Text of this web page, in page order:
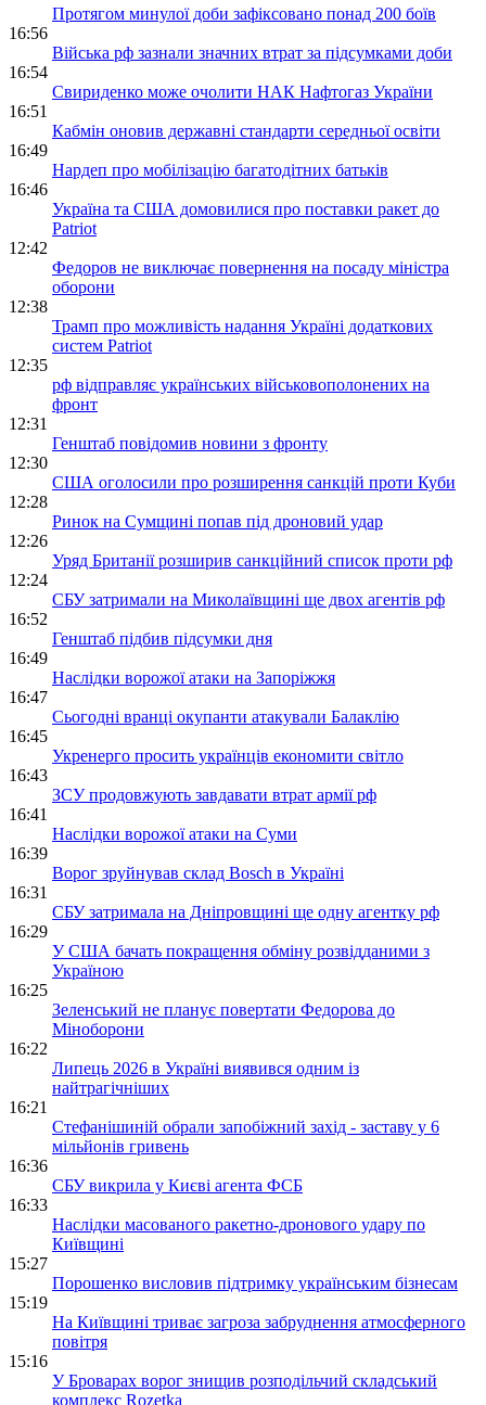
Протягом минулої доби зафіксовано понад 200 боїв
16:56
Війська рф зазнали значних втрат за підсумками доби
16:54
Свириденко може очолити НАК Нафтогаз України
16:51
Кабмін оновив державні стандарти середньої освіти
16:49
Нардеп про мобілізацію багатодітних батьків
16:46
Україна та США домовилися про поставки ракет до
Patriot
12:42
Федоров не виключає повернення на посаду міністра
оборони
12:38
Трамп про можливість надання Україні додаткових
систем Patriot
12:35
рф відправляє українських військовополонених на
фронт
12:31
Генштаб повідомив новини з фронту
12:30
США оголосили про розширення санкцій проти Куби
12:28
Ринок на Сумщині попав під дроновий удар
12:26
Уряд Британії розширив санкційний список проти рф
12:24
СБУ затримали на Миколаївщині ще двох агентів рф
16:52
Генштаб підбив підсумки дня
16:49
Наслідки ворожої атаки на Запоріжжя
16:47
Сьогодні вранці окупанти атакували Балаклію
16:45
Укренерго просить українців економити світло
16:43
ЗСУ продовжують завдавати втрат армії рф
16:41
Наслідки ворожої атаки на Суми
16:39
Ворог зруйнував склад Bosch в Україні
16:31
СБУ затримала на Дніпровщині ще одну агентку рф
16:29
У США бачать покращення обміну розвідданими з
Україною
16:25
Зеленський не планує повертати Федорова до
Міноборони
16:22
Липець 2026 в Україні виявився одним із
найтрагічніших
16:21
Стефанішиній обрали запобіжний захід - заставу у 6
мільйонів гривень
16:36
СБУ викрила у Києві агента ФСБ
16:33
Наслідки масованого ракетно-дронового удару по
Київщині
15:27
Порошенко висловив підтримку українським бізнесам
15:19
На Київщині триває загроза забруднення атмосферного
повітря
15:16
У Броварах ворог знищив розподільчий складський
комплекс Rozetka